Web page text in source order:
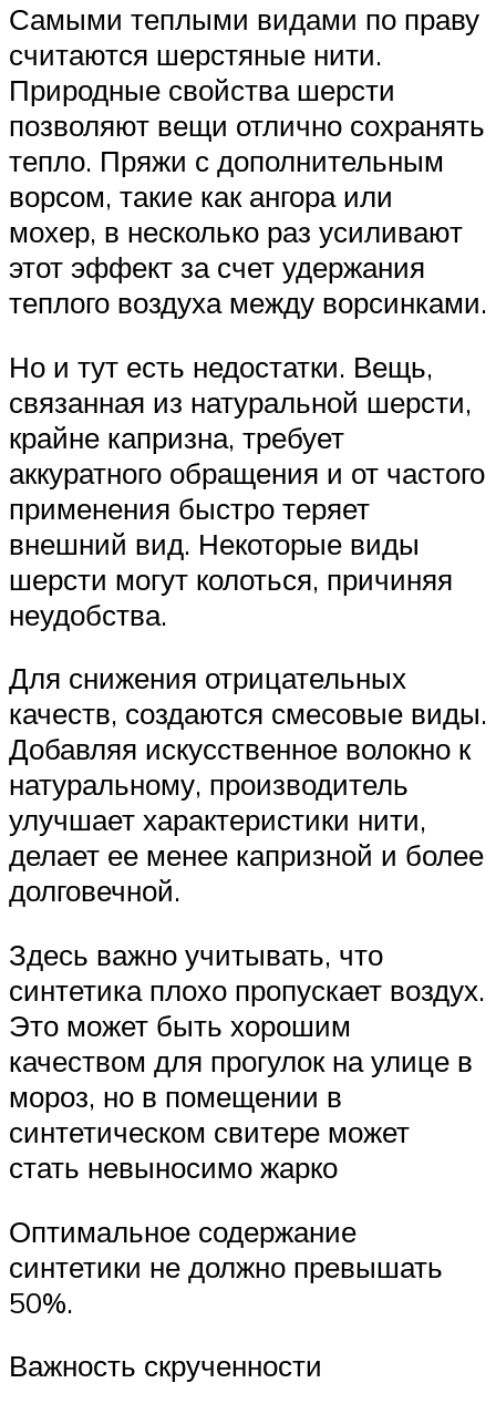
Самыми теплыми видами по праву
считаются шерстяные нити.
Природные свойства шерсти
позволяют вещи отлично сохранять
тепло. Пряжи с дополнительным
ворсом, такие как ангора или
мохер, в несколько раз усиливают
этот эффект за счет удержания
теплого воздуха между ворсинками.
Но и тут есть недостатки. Вещь,
связанная из натуральной шерсти,
крайне капризна, требует
аккуратного обращения и от частого
применения быстро теряет
внешний вид. Некоторые виды
шерсти могут колоться, причиняя
неудобства.
Для снижения отрицательных
качеств, создаются смесовые виды.
Добавляя искусственное волокно к
натуральному, производитель
улучшает характеристики нити,
делает ее менее капризной и более
долговечной.
Здесь важно учитывать, что
синтетика плохо пропускает воздух.
Это может быть хорошим
качеством для прогулок на улице в
мороз, но в помещении в
синтетическом свитере может
стать невыносимо жарко
Оптимальное содержание
синтетики не должно превышать
50%.
Важность скрученности